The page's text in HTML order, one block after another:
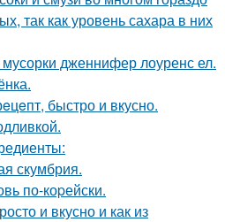
так как уровень сахара в них
дженнифер лоуренс ел.
быстро и вкусно.
скумбрия.
по-коpейски.
и вкусно и как из